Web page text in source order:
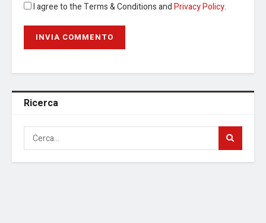
I agree to the Terms & Conditions andPrivacy Policy.
Ricerca